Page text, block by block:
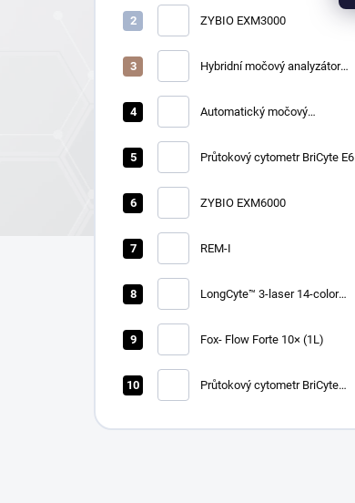
ZYBIO EXM3000
Hybridní močový analyzátor
Automatický močový
Průtokový cytometr BriCyte E6
ZYBIO EXM6000
REM-I
LongCyte™ 3-laser 14-color
Fox- Flow Forte 10× (1L)
Průtokový cytometr BriCyte